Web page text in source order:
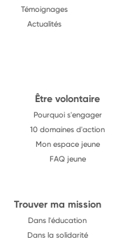
Témoignages
Actualités
Être volontaire
Pourquoi s'engager
10 domaines d'action
Mon espace jeune
FAQ jeune
Trouver ma mission
Dans l'éducation
Dans la solidarité